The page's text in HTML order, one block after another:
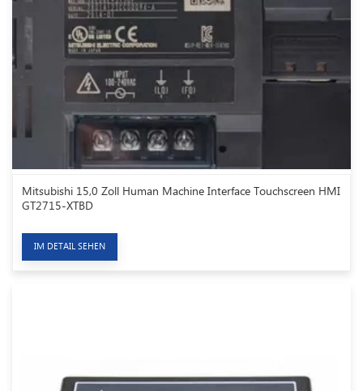
Mitsubishi 15,0 Zoll Human Machine Interface Touchscreen HMI
GT2715-XTBD
IM DETAIL SEHEN